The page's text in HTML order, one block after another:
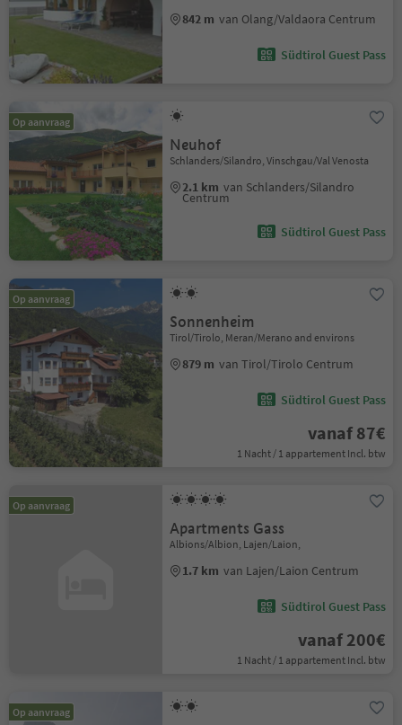
842 m van Olang/Valdaora Centrum
Südtirol Guest Pass
Op aanvraag
Neuhof
Schlanders/Silandro, Vinschgau/Val Venosta
2.1 km van Schlanders/Silandro
Centrum
Südtirol Guest Pass
Op aanvraag
Sonnenheim
Tirol/Tirolo, Meran/Merano and environs
879 m van Tirol/Tirolo Centrum
Südtirol Guest Pass
vanaf 87€
1 Nacht / 1 appartement Incl. btw
Op aanvraag
Apartments Gass
Albions/Albion, Lajen/Laion,
1.7 km van Lajen/Laion Centrum
Südtirol Guest Pass
vanaf 200€
1 Nacht / 1 appartement Incl. btw
Op aanvraag